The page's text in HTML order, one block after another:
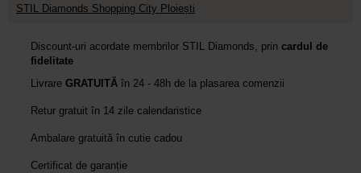
STIL Diamonds Shopping City Ploiești
Discount-uri acordate membrilor STIL Diamonds, prin cardul de
fidelitate
Livrare GRATUITĂ în 24 - 48h de la plasarea comenzii
Retur gratuit în 14 zile calendaristice
Ambalare gratuită în cutie cadou
Certificat de garanție